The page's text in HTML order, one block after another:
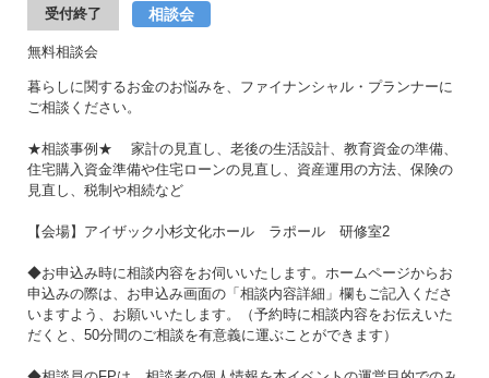
受付終了 相談会
無料相談会
暮らしに関するお金のお悩みを、ファイナンシャル・プランナーに
ご相談ください。
★相談事例★ 家計の見直し、老後の生活設計、教育資金の準備、
住宅購入資金準備や住宅ローンの見直し、資産運用の方法、保険の
見直し、税制や相続など
【会場】アイザック小杉文化ホール ラポール 研修室2
◆お申込み時に相談内容をお伺いいたします。ホームページからお
申込みの際は、お申込み画面の「相談内容詳細」欄もご記入くださ
いますよう、お願いいたします。（予約時に相談内容をお伝えいた
だくと、50分間のご相談を有意義に運ぶことができます）